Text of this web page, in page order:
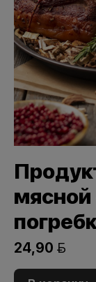
мясной
24,90 